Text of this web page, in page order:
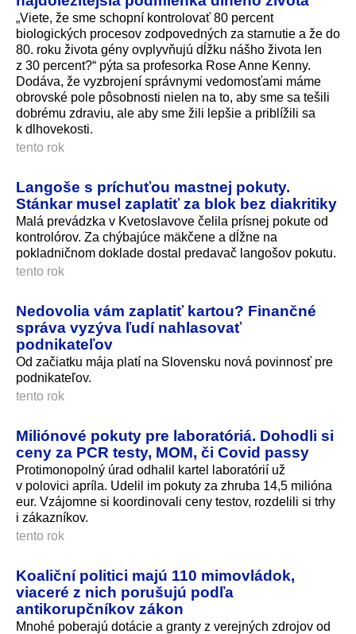
„Viete, že sme schopní kontrolovať 80 percent
biologických procesov zodpovedných za starnutie a že do
80. roku života gény ovplyvňujú dĺžku nášho života len
z 30 percent?“ pýta sa profesorka Rose Anne Kenny.
Dodáva, že vyzbrojení správnymi vedomosťami máme
obrovské pole pôsobnosti nielen na to, aby sme sa tešili
dobrému zdraviu, ale aby sme žili lepšie a priblížili sa
k dlhovekosti.
tento rok
Langoše s príchuťou mastnej pokuty.
Stánkar musel zaplatiť za blok bez diakritiky
Malá prevádzka v Kvetoslavove čelila prísnej pokute od
kontrolórov. Za chýbajúce mäkčene a dĺžne na
pokladničnom doklade dostal predavač langošov pokutu.
tento rok
Nedovolia vám zaplatiť kartou? Finančné
správa vyzýva ľudí nahlasovať
podnikateľov
Od začiatku mája platí na Slovensku nová povinnosť pre
podnikateľov.
tento rok
Miliónové pokuty pre laboratóriá. Dohodli si
ceny za PCR testy, MOM, či Covid passy
Protimonopolný úrad odhalil kartel laboratórií už
v polovici apríla. Udelil im pokuty za zhruba 14,5 milióna
eur. Vzájomne si koordinovali ceny testov, rozdelili si trhy
i zákazníkov.
tento rok
Koaliční politici majú 110 mimovládok,
viaceré z nich porušujú podľa
antikorupčníkov zákon
Mnohé poberajú dotácie a granty z verejných zdrojov od